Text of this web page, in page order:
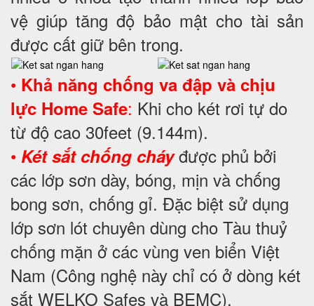
vệ giúp tăng độ bảo mật cho tài sản
được cất giữ bên trong.
• Khả năng chống va đập và chịu
lực Home Safe: Khi cho két rơi tự do
từ độ cao 30feet (9.144m).
• Két sắt chống cháyđược phủ bởi
các lớp sơn dày, bóng, mịn và chống
bong sơn, chống gỉ. Đặc biệt sử dụng
lớp sơn lót chuyên dùng cho Tàu thuỷ
chống mặn ở các vùng ven biển Việt
Nam (Công nghệ này chỉ có ở dòng két
sắt WELKO Safes và BEMC).